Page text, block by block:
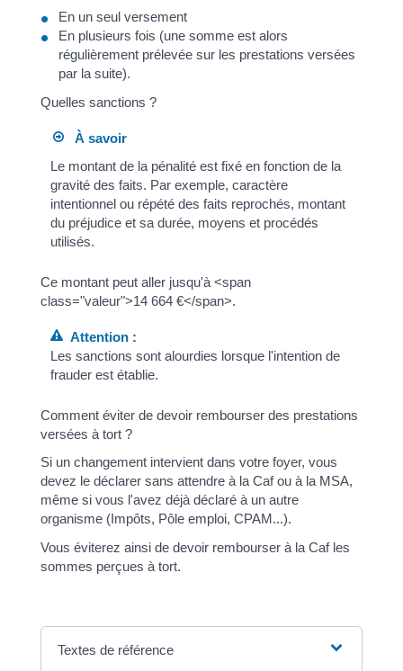
En un seul versement
En plusieurs fois (une somme est alors
régulièrement prélevée sur les prestations versées
par la suite).
Quelles sanctions ?
À savoir
Le montant de la pénalité est fixé en fonction de la
gravité des faits. Par exemple, caractère
intentionnel ou répété des faits reprochés, montant
du préjudice et sa durée, moyens et procédés
utilisés.
Ce montant peut aller jusqu'à <span
class="valeur">14 664 €</span>.
Attention :
Les sanctions sont alourdies lorsque l'intention de
frauder est établie.
Comment éviter de devoir rembourser des prestations
versées à tort ?
Si un changement intervient dans votre foyer, vous
devez le déclarer sans attendre à la Caf ou à la MSA,
même si vous l'avez déjà déclaré à un autre
organisme (Impôts, Pôle emploi, CPAM...).
Vous éviterez ainsi de devoir rembourser à la Caf les
sommes perçues à tort.
Textes de référence